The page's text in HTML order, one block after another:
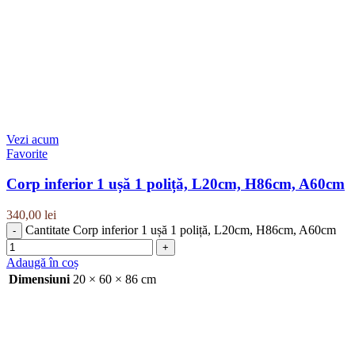
Vezi acum
Favorite
Corp inferior 1 ușă 1 poliță, L20cm, H86cm, A60cm
340,00 lei
Cantitate Corp inferior 1 ușă 1 poliță, L20cm, H86cm, A60cm
Adaugă în coș
Dimensiuni 20 × 60 × 86 cm